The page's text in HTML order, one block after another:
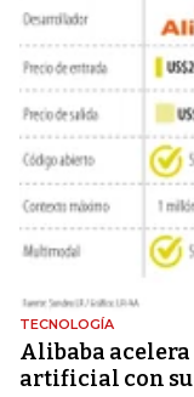
TECNOLOGÍA
Alibaba
artificial con su